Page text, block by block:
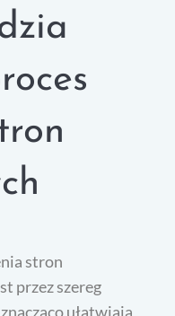
stron
przez szereg
ułatwiają